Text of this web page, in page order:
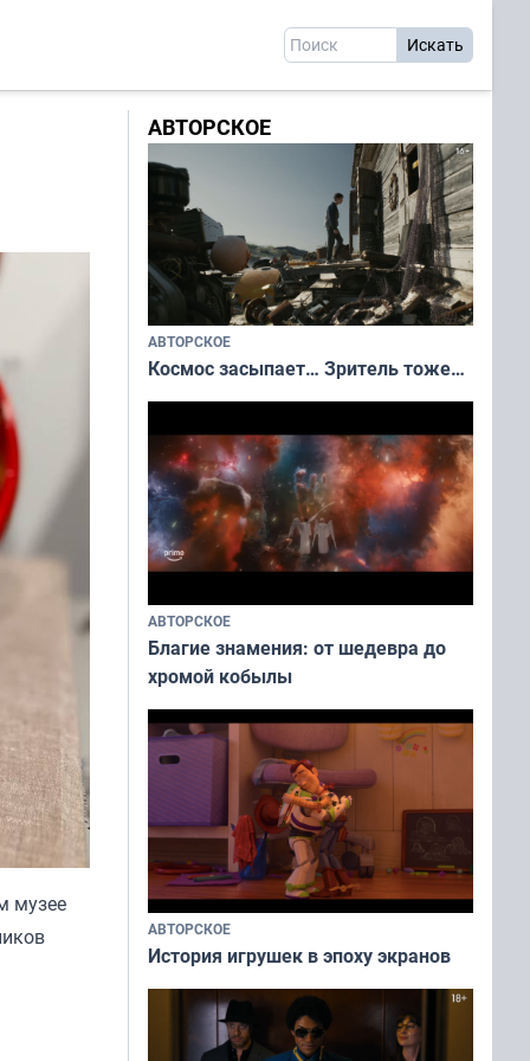
музее
АВТОРСКОЕ
АВТОРСКОЕ
Космос засыпает… Зритель тоже…
АВТОРСКОЕ
Благие знамения: от шедевра до
хромой кобылы
АВТОРСКОЕ
История игрушек в эпоху экранов